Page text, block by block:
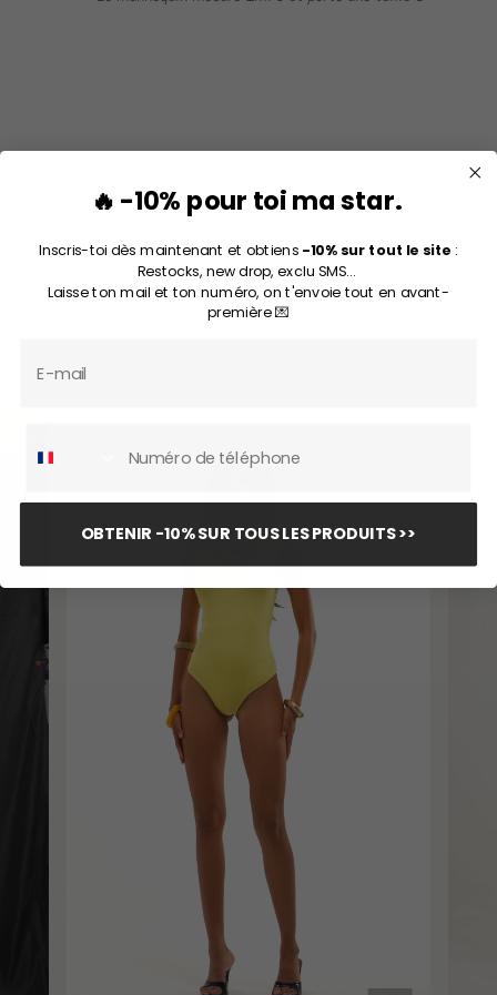
🔥 -10% pour toi ma star.
Inscris-toi dès maintenant et obtiens -10% sur tout le site :
Restocks, new drop, exclu SMS...
Laisse ton mail et ton numéro, on t'envoie tout en avant-
première 💌
OBTENIR -10% SUR TOUS LES PRODUITS >>